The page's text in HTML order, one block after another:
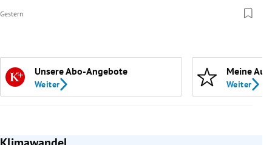
Gestern
Unsere Abo-Angebote
Weiter
Meine
Weiter
Slide 1 von 4